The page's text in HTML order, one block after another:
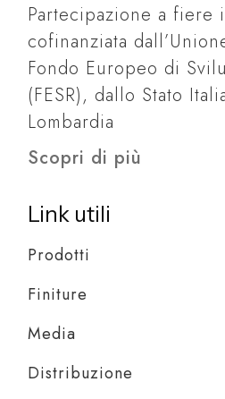
Partecipazione a fiere
cofinanziata
Fondo Europeo di
(FESR), dallo Stato
Lombardia
Scopri di più
Link utili
Prodotti
Finiture
Media
Distribuzione